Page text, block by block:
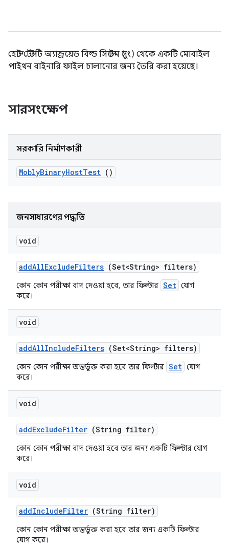
হোস্ট টেস্টটি অ্যান্ড্রয়েড বিল্ড সিস্টেম (সুং) থেকে একটি মোবাইল
পাইথন বাইনারি ফাইল চালানোর জন্য তৈরি করা হয়েছে।
সারসংক্ষেপ
সরকারি নির্মাণকারী
MoblyBinaryHostTest ()
জনসাধারণের পদ্ধতি
void
addAllExcludeFilters (Set<String> filters)
কোন কোন পরীক্ষা বাদ দেওয়া হবে, তার ফিল্টার Set যোগ
করে।
void
addAllIncludeFilters (Set<String> filters)
কোন কোন পরীক্ষা অন্তর্ভুক্ত করা হবে তার ফিল্টার Set যোগ
করে।
void
addExcludeFilter (String filter)
কোন কোন পরীক্ষা বাদ দেওয়া হবে তার জন্য একটি ফিল্টার যোগ
করে।
void
addIncludeFilter (String filter)
কোন কোন পরীক্ষা অন্তর্ভুক্ত করা হবে তার জন্য একটি ফিল্টার
যোগ করে।